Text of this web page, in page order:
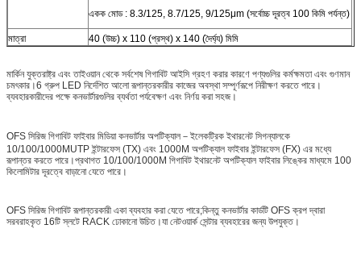
একক মোড : 8.3/125, 8.7/125, 9/125μm (সর্বোচ্চ দূরত্ব 100 কিমি পর্যন্ত)
মাত্রা 40 (উচ্চ) x 110 (প্রস্থ) x 140 (দৈর্ঘ্য) মিমি
মার্কিন যুক্তরাষ্ট্র এবং তাইওয়ান থেকে সর্বশেষ গিগাবিট আইসি গ্রহণ করার কারণে পণ্যগুলির কর্মক্ষমতা এবং গুণমান
চমৎকার।6 গ্রুপ LED নির্দেশিত আলো রূপান্তরকারীর কাজের অবস্থা সম্পূর্ণরূপে নিরীক্ষণ করতে পারে।
ব্যবহারকারীদের পক্ষে কনভার্টারগুলির ব্যর্থতা পর্যবেক্ষণ এবং নির্ণয় করা সহজ।
OFS সিরিজ গিগাবিট ফাইবার মিডিয়া কনভার্টার অপটিক্যাল－ইলেকট্রিক ইথারনেট সিগন্যালকে
10/100/1000MUTP ইন্টারফেস (TX) এবং 1000M অপটিক্যাল ফাইবার ইন্টারফেস (FX) এর মধ্যে
রূপান্তর করতে পারে।প্রথাগত 10/100/1000M গিগাবিট ইথারনেট অপটিক্যাল ফাইবার লিঙ্কের মাধ্যমে 100
কিলোমিটার দূরত্বে বাড়ানো যেতে পারে।
OFS সিরিজ গিগাবিট রূপান্তরকারী একা ব্যবহার করা যেতে পারে;কিন্তু কনভার্টার কার্ডটি OFS ক্রপ দ্বারা
সরবরাহকৃত 16টি স্লটে RACK ঢোকানো উচিত।যা নেটওয়ার্ক সেন্টার ব্যবহারের জন্য উপযুক্ত।